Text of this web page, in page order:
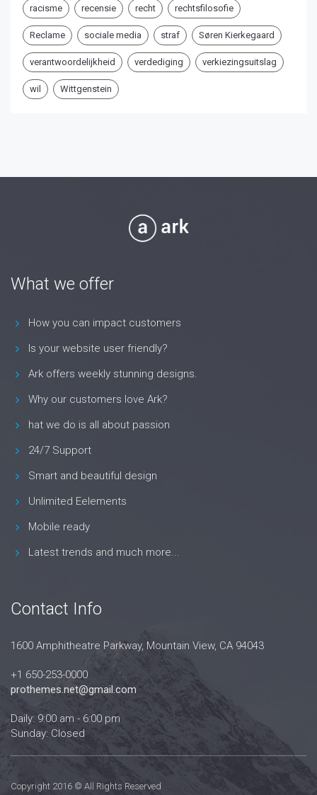
racisme recensie recht rechtsfilosofie
Reclame sociale media straf Søren Kierkegaard
verantwoordelijkheid verdediging verkiezingsuitslag
wil Wittgenstein
What we offer
How you can impact customers
Is your website user friendly?
Ark offers weekly stunning designs.
Why our customers love Ark?
hat we do is all about passion
24/7 Support
Smart and beautiful design
Unlimited Eelements
Mobile ready
Latest trends and much more...
Contact Info
1600 Amphitheatre Parkway, Mountain View, CA 94043
+1 650-253-0000
prothemes.net@gmail.com
Daily: 9:00 am - 6:00 pm
Sunday: Closed
Copyright 2016 © All Rights Reserved